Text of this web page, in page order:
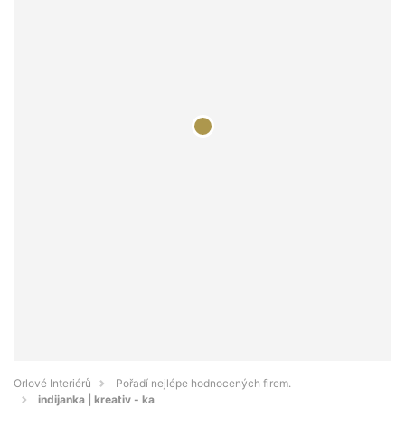
Orlové Interiérů
Pořadí nejlépe hodnocených firem.
indijanka | kreativ - ka